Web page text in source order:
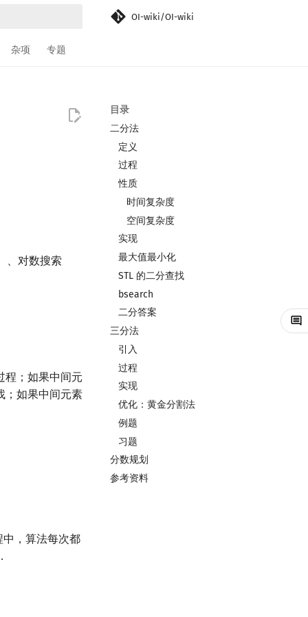
OI-wiki/OI-wiki
杂项 专题
目录
二分法
定义
过程
性质
时间复杂度
空间复杂度
实现
最大值最小化
STL 的二分查找
bsearch
二分答案
三分法
引入
过程
实现
优化：黄金分割法
例题
习题
分数规划
参考资料
、对数搜索
程；如果中间元
；如果中间元素
中，算法每次都